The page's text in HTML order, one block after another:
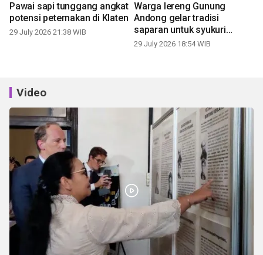
Pawai sapi tunggang angkat
potensi peternakan di Klaten
29 July 2026 21:38 WIB
Warga lereng Gunung
Andong gelar tradisi
saparan untuk syukuri
panen
29 July 2026 18:54 WIB
Video